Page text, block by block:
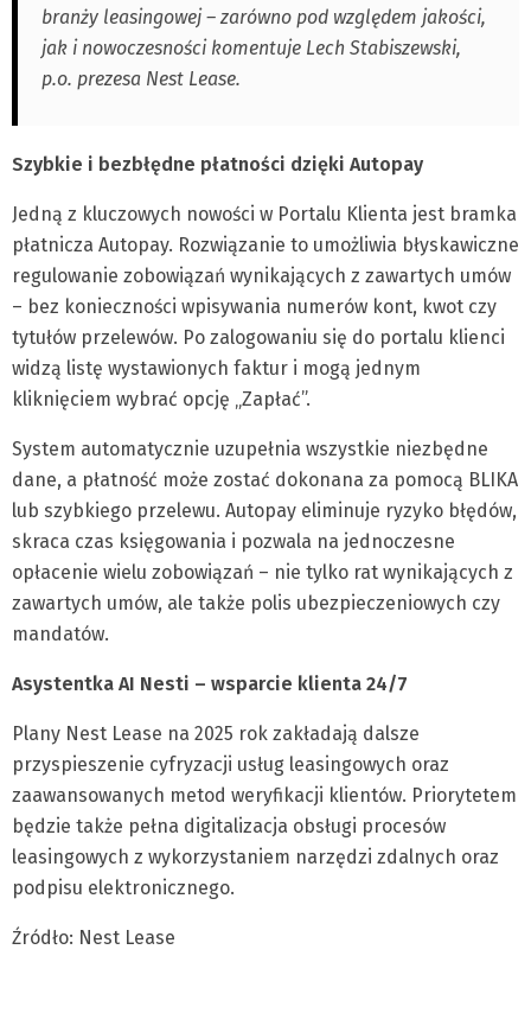
branży leasingowej – zarówno pod względem jakości,
jak i nowoczesności komentuje Lech Stabiszewski,
p.o. prezesa Nest Lease.
Szybkie i bezbłędne płatności dzięki Autopay
Jedną z kluczowych nowości w Portalu Klienta jest bramka
płatnicza Autopay. Rozwiązanie to umożliwia błyskawiczne
regulowanie zobowiązań wynikających z zawartych umów
– bez konieczności wpisywania numerów kont, kwot czy
tytułów przelewów. Po zalogowaniu się do portalu klienci
widzą listę wystawionych faktur i mogą jednym
kliknięciem wybrać opcję „Zapłać”.
System automatycznie uzupełnia wszystkie niezbędne
dane, a płatność może zostać dokonana za pomocą BLIKA
lub szybkiego przelewu. Autopay eliminuje ryzyko błędów,
skraca czas księgowania i pozwala na jednoczesne
opłacenie wielu zobowiązań – nie tylko rat wynikających z
zawartych umów, ale także polis ubezpieczeniowych czy
mandatów.
Asystentka AI Nesti – wsparcie klienta 24/7
Plany Nest Lease na 2025 rok zakładają dalsze
przyspieszenie cyfryzacji usług leasingowych oraz
zaawansowanych metod weryfikacji klientów. Priorytetem
będzie także pełna digitalizacja obsługi procesów
leasingowych z wykorzystaniem narzędzi zdalnych oraz
podpisu elektronicznego.
Źródło: Nest Lease